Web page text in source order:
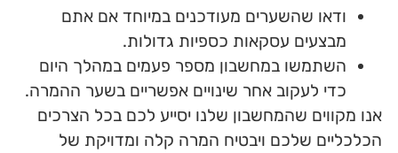
ודאו שהשערים מעודכנים במיוחד אם אתם
מבצעים עסקאות כספיות גדולות.
השתמשו במחשבון מספר פעמים במהלך היום
כדי לעקוב אחר שינויים אפשריים בשער ההמרה.
אנו מקווים שהמחשבון שלנו יסייע לכם בכל הצרכים
הכלכליים שלכם ויבטיח המרה קלה ומדויקת של